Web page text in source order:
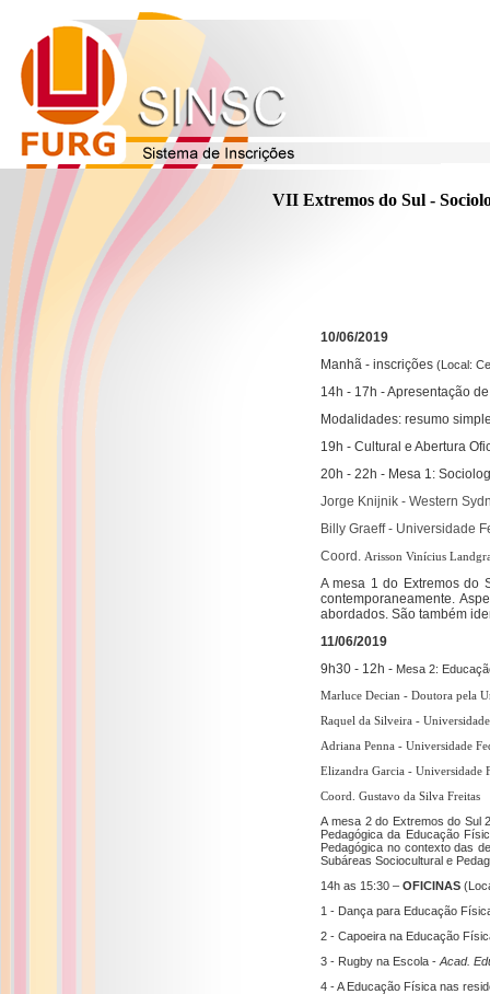
VII Extremos do Sul -
10/06/2019
Manhã - inscrições (Local:
14h - 17h - Apresentação
Modalidades: resumo
19h - Cultural e Abertura
20h - 22h - Mesa 1:
Jorge Knijnik - Western
Billy Graeff - Universidade
Coord. Arisson Vinícius
A mesa 1 do Extremos do
contemporaneamente.
abordados. São também
11/06/2019
9h30 - 12h - Mesa 2:
Marluce Decian - Doutora pela
Raquel da Silveira -
Adriana Penna - Universidade
Elizandra Garcia - Universidade
Coord. Gustavo da Silva Freitas
A mesa 2 do Extremos do Sul
Pedagógica da Educação
Pedagógica no contexto das
Subáreas Sociocultural e
14h as 15:30 – OFICINAS
1 - Dança para Educação
2 - Capoeira na Educação
3 - Rugby na Escola - Acad.
4 - A Educação Física nas